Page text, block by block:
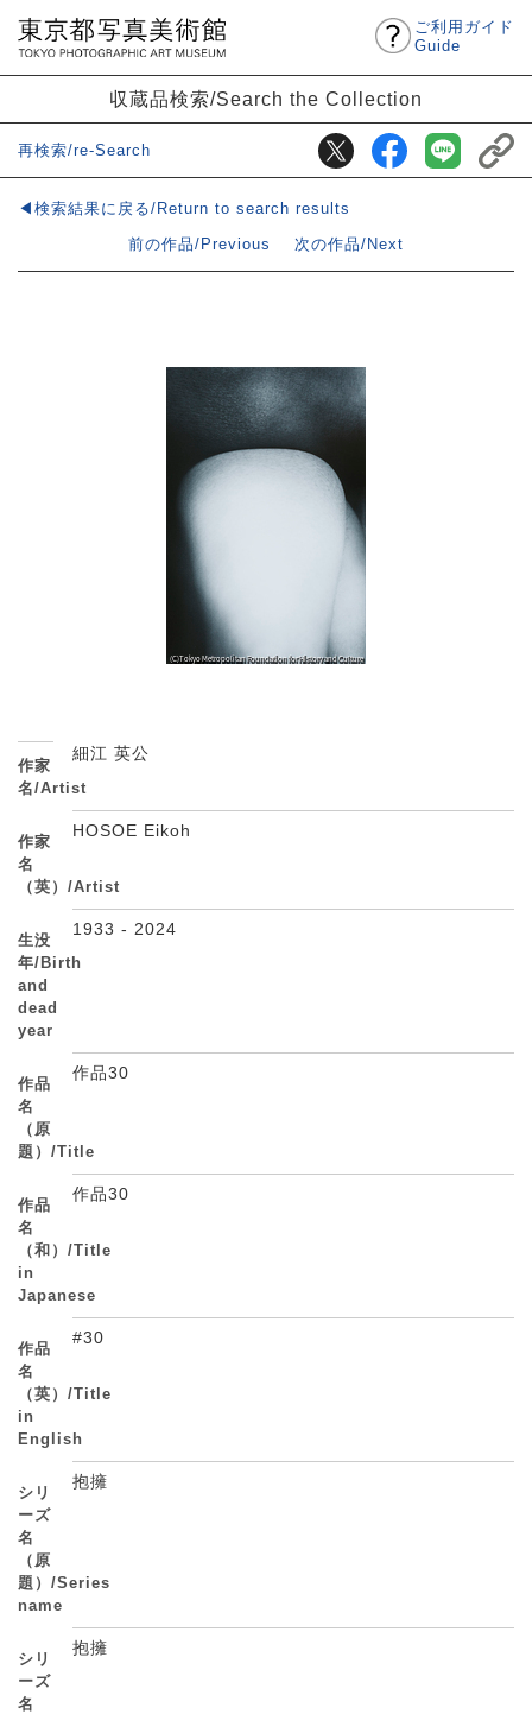
ご利用ガイド
Guide
収蔵品検索/Search the Collection
再検索/re-Search
◀検索結果に戻る/Return to search results
前の作品/Previous
次の作品/Next
作家
名/Artist
細江 英公
作家
名
（英）/Artist
HOSOE Eikoh
生没
年/Birth
and
dead
year
1933 - 2024
作品
名
（原
題）/Title
作品30
作品
名
（和）/Title
in
Japanese
作品30
作品
名
（英）/Title
in
English
#30
シリ
ーズ
名
（原
題）/Series
name
抱擁
シリ
ーズ
名
抱擁